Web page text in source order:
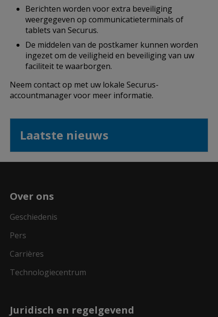
Berichten worden voor extra beveiliging
weergegeven op communicatieterminals of
tablets van Securus.
De middelen van de postkamer kunnen worden
ingezet om de veiligheid en beveiliging van uw
faciliteit te waarborgen.
Neem contact op met uw lokale Securus-
accountmanager voor meer informatie.
Laatste nieuws
Over ons
Geschiedenis
Pers
Carrières
Technologiecentrum
Juridisch en regelgevend